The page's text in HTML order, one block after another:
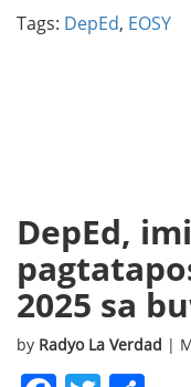
Tags: DepEd, EOSY
DepEd,
2025 sa
by Radyo La Verdad |